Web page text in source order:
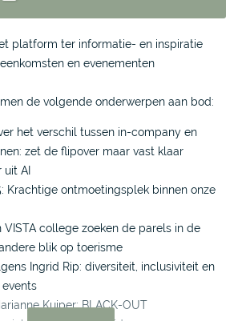
platform ter informatie- en inspiratie
en evenementen
de volgende onderwerpen aan bod:
het verschil tussen in-company en
zet de flipover maar vast klaar
uit AI
Krachtige ontmoetingsplek binnen onze
VISTA college zoeken de parels in de
blik op toerisme
Ingrid Rip: diversiteit, inclusiviteit en
Kuiper: BLACK-OUT